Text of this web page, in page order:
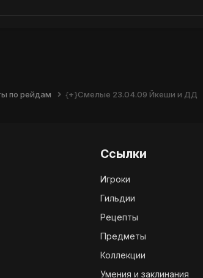
по рейдам {+}Смелые 23.04.09 Йкеши и ДД
Ссылки
Игроки
Гильдии
Рецепты
Предметы
Коллекции
Умения и заклинания